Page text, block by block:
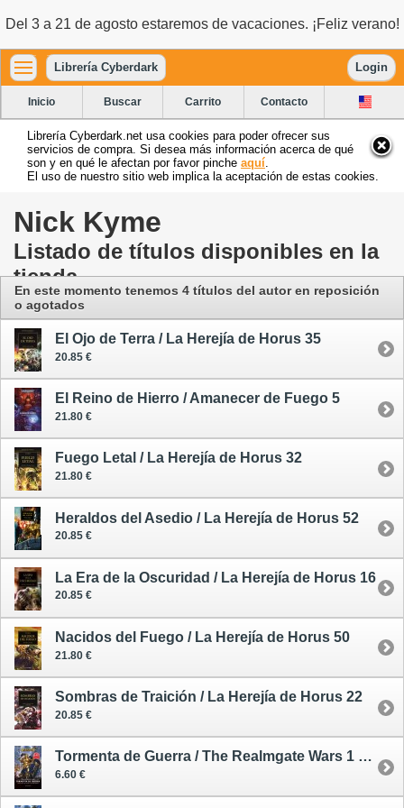
Del 3 a 21 de agosto estaremos de vacaciones. ¡Feliz verano!
Librería Cyberdark Login
Inicio Buscar Carrito Contacto
Librería Cyberdark.net usa cookies para poder ofrecer sus
servicios de compra. Si desea más información acerca de qué
son y en qué le afectan por favor pinche aquí
El uso de nuestro sitio web implica la aceptación de estas cookies.
Nick Kyme
Listado de títulos disponibles en la
tienda
En este momento tenemos 4 títulos del autor en reposición
o agotados
El Ojo de Terra / La Herejía de Horus 35
20.85 €
El Reino de Hierro / Amanecer de Fuego 5
21.80 €
Fuego Letal / La Herejía de Horus 32
21.80 €
Heraldos del Asedio / La Herejía de Horus 52
20.85 €
La Era de la Oscuridad / La Herejía de Horus 16
20.85 €
Nacidos del Fuego / La Herejía de Horus 50
21.80 €
Sombras de Traición / La Herejía de Horus 22
20.85 €
Tormenta de Guerra / The Realmgate Wars 1 - rústica - edición especial limitada
6.60 €